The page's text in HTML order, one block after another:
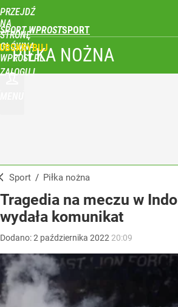
PRZEJDŹ
NA
STRONĘ
GŁÓWNĄ
WPROST.PL
SPORT WPROST
ZALOGUJ
PIŁKA NOŻNA
Sport / Piłka nożna
Tragedia na meczu w
wydała komunikat
Dodano:2 października 2022 20:09